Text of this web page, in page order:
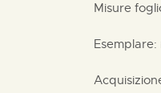
Misure
Esemplare: